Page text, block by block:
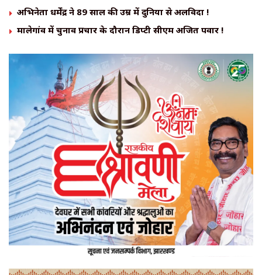
अभिनेता धर्मेंद्र ने 89 साल की उम्र में दुनिया से अलविदा !
मालेगांव में चुनाव प्रचार के दौरान डिप्टी सीएम अजित पवार !